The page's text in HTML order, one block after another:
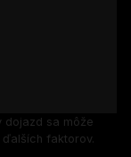
dojazd sa môže
faktorov.